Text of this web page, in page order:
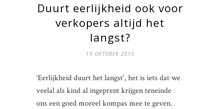
Duurt eerlijkheid ook voor
verkopers altijd het
langst?
19 OKTOBER 2015
‘Eerlijkheid duurt het langst’, het is iets dat we
veelal als kind al ingeprent krijgen teneinde
ons een goed moreel kompas mee te geven.